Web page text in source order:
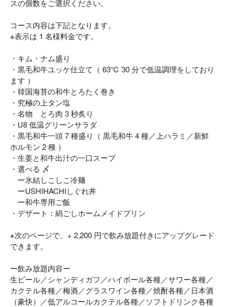
スの個数をご選択ください。
コース内容は下記となります。
※表示は 1 名様料金です。
・キム・ナム盛り
・黒毛和牛ユッケ仕立て（ 63℃ 30 分で低温調理をしており
ます ）
・韓国海苔の和牛とろたく巻き
・究極の上タン塩
・名物 とろ肉 3 秒炙り
・U8 低温グリーンサラダ
・黒毛和牛一頭 7 種盛り（ 黒毛和牛 4 種／上ハラミ／新鮮
ホルモン 2 種 ）
・生姜と和牛出汁の一口スープ
・選べる 〆
ー氷結しこしこ冷麺
ーUSHIHACHIしぐれ丼
ー和牛専用ご飯
・デザート：絹ごしホームメイドプリン
※次のページで、+ 2,200 円で飲み放題付きにアップグレード
できます。
ー飲み放題内容ー
生ビール／シャンディガフ／ハイボール各種／サワー各種／
カクテル各種／梅酒／グラスワイン各種／焼酎各種／日本酒
（豪快）／低アルコールカクテル各種／ソフトドリンク各種